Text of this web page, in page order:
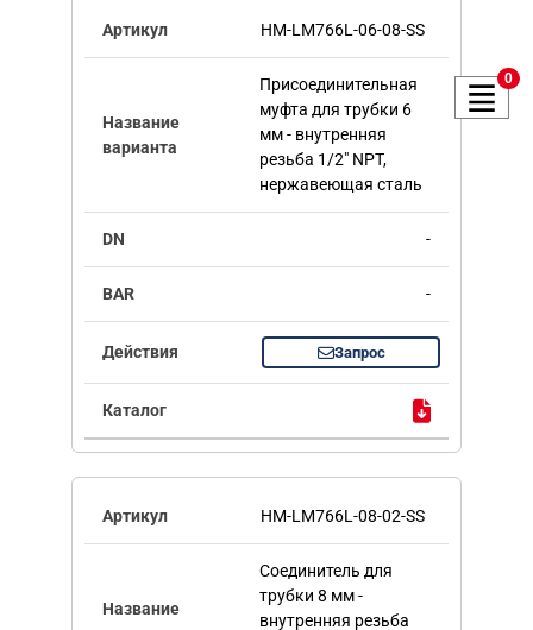
HM-LM766L-06-08-SS
Присоединительная
муфта для трубки 6
мм - внутренняя
резьба 1/2" NPT,
нержавеющая сталь
-
-
Запрос
HM-LM766L-08-02-SS
Соединитель для
трубки 8 мм -
внутренняя резьба
0